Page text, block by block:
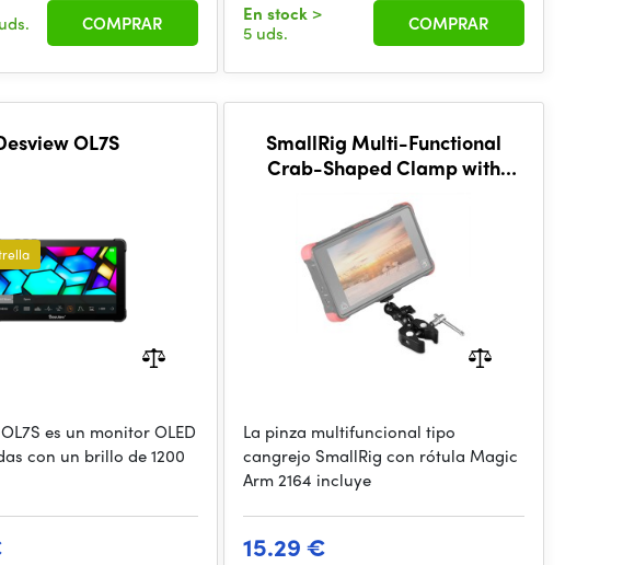
COMPRAR En stock >
5 uds.
COMPRAR
OL7S
es un monitor OLED
con un brillo de 1200
SmallRig Multi-Functional
Crab-Shaped Clamp with
La pinza multifuncional tipo
cangrejo SmallRig con rótula Magic
Arm 2164 incluye
15.29 €